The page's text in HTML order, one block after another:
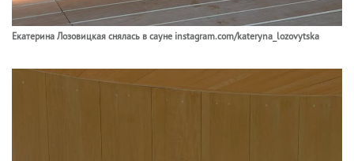
Екатерина Лозовицкая снялась в сауне instagram.com/kateryna_lozovytska